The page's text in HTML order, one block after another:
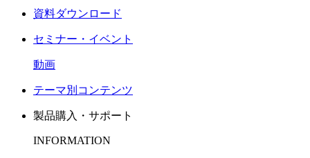
資料ダウンロード
セミナー・イベント
動画
テーマ別コンテンツ
製品購入・サポート
INFORMATION